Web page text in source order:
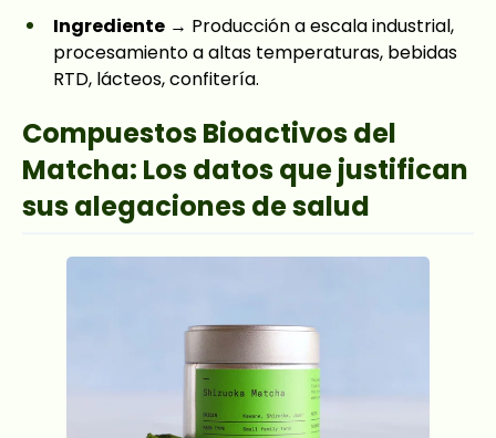
Ingrediente → Producción a escala industrial,
procesamiento a altas temperaturas, bebidas
RTD, lácteos, confitería.
Compuestos Bioactivos del
Matcha: Los datos que justifican
sus alegaciones de salud